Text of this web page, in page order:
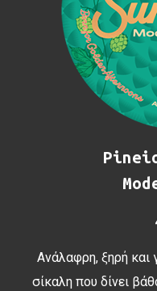
Ανάλαφρη, ξηρή και
σίκαλη που δίνει